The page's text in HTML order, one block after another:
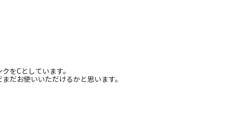
をCとしています。
だお使いいただけるかと思います。